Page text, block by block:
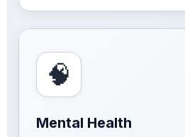
🧠
Mental Health